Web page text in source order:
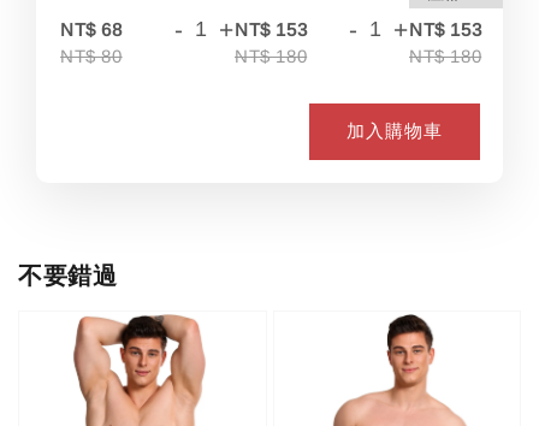
NT$ 68
NT$ 80
- +NT$ 153
NT$ 180
- +NT$ 153
NT$ 180
加入購物車
不要錯過